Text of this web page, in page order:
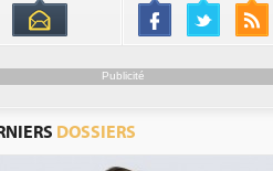
Publicité
DOSSIERS